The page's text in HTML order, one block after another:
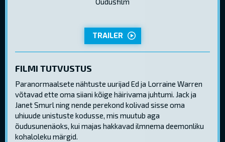
TRAILER
FILMI TUTVUSTUS
Paranormaalsete nähtuste uurijad Ed ja Lorraine Warren
võtavad ette oma siiani kõige häirivama juhtumi. Jack ja
Janet Smurl ning nende perekond kolivad sisse oma
uhiuude unistuste kodusse, mis muutub aga
õudusunenäoks, kui majas hakkavad ilmnema deemonliku
kohaloleku märgid.